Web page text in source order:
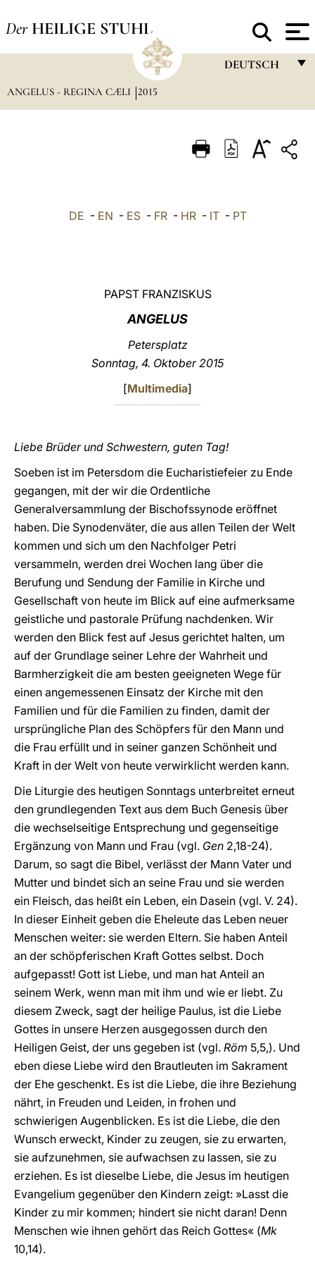
Der HEILIGE STUHL
DEUTSCH
ITALIANO
ANGELUS - REGINA CÆLI 2015
DE - EN - ES- FR- HR- IT- PT
PAPST FRANZISKUS
ANGELUS
Petersplatz
Sonntag, 4. Oktober 2015
[Multimedia]
Liebe Brüder und Schwestern, guten Tag!
Soeben ist im Petersdom die Eucharistiefeier zu Ende
gegangen, mit der wir die Ordentliche
Generalversammlung der Bischofssynode eröffnet
haben. Die Synodenväter, die aus allen Teilen der Welt
kommen und sich um den Nachfolger Petri
versammeln, werden drei Wochen lang über die
Berufung und Sendung der Familie in Kirche und
Gesellschaft von heute im Blick auf eine aufmerksame
geistliche und pastorale Prüfung nachdenken. Wir
werden den Blick fest auf Jesus gerichtet halten, um
auf der Grundlage seiner Lehre der Wahrheit und
Barmherzigkeit die am besten geeigneten Wege für
einen angemessenen Einsatz der Kirche mit den
Familien und für die Familien zu finden, damit der
ursprüngliche Plan des Schöpfers für den Mann und
die Frau erfüllt und in seiner ganzen Schönheit und
Kraft in der Welt von heute verwirklicht werden kann.
Die Liturgie des heutigen Sonntags unterbreitet erneut
den grundlegenden Text aus dem Buch Genesis über
die wechselseitige Entsprechung und gegenseitige
Ergänzung von Mann und Frau (vgl. Gen 2,18-24).
Darum, so sagt die Bibel, verlässt der Mann Vater und
Mutter und bindet sich an seine Frau und sie werden
ein Fleisch, das heißt ein Leben, ein Dasein (vgl. V. 24).
In dieser Einheit geben die Eheleute das Leben neuer
Menschen weiter: sie werden Eltern. Sie haben Anteil
an der schöpferischen Kraft Gottes selbst. Doch
aufgepasst! Gott ist Liebe, und man hat Anteil an
seinem Werk, wenn man mit ihm und wie er liebt. Zu
diesem Zweck, sagt der heilige Paulus, ist die Liebe
Gottes in unsere Herzen ausgegossen durch den
Heiligen Geist, der uns gegeben ist (vgl. Röm 5,5,). Und
eben diese Liebe wird den Brautleuten im Sakrament
der Ehe geschenkt. Es ist die Liebe, die ihre Beziehung
nährt, in Freuden und Leiden, in frohen und
schwierigen Augenblicken. Es ist die Liebe, die den
Wunsch erweckt, Kinder zu zeugen, sie zu erwarten,
sie aufzunehmen, sie aufwachsen zu lassen, sie zu
erziehen. Es ist dieselbe Liebe, die Jesus im heutigen
Evangelium gegenüber den Kindern zeigt: »Lasst die
Kinder zu mir kommen; hindert sie nicht daran! Denn
Menschen wie ihnen gehört das Reich Gottes« (Mk
10,14).